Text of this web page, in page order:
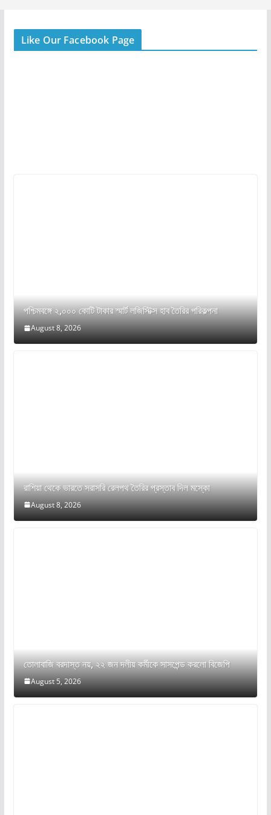
Like Our Facebook Page
পশ্চিমবঙ্গে ২,০০০ কোটি টাকার স্মার্ট লজিস্টিক্স হাব তৈরির পরিকল্পনা
August 8, 2026
রাশিয়া থেকে ভারতে সরাসরি রেলপথ তৈরির প্রস্তাব দিল মস্কো
August 8, 2026
তোলাবাজি বরদাস্ত নয়, ২২ জন দলীয় কর্মীকে সাসপেন্ড করলো বিজেপি
August 5, 2026